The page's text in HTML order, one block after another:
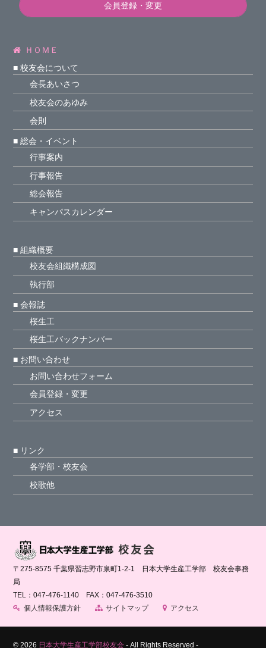
会員登録・変更
ＨＯＭＥ
■ 校友会について
会長あいさつ
校友会のあゆみ
会則
■ 総会・イベント
行事案内
行事報告
総会報告
キャンパスカレンダー
■ 組織概要
校友会組織構成図
執行部
■ 会報誌
桜生工
桜生工バックナンバー
■ お問い合わせ
お問い合わせフォーム
会員登録・変更
アクセス
■ リンク
各学部・校友会
校歌他
〒275-8575 千葉県習志野市泉町1-2-1 日本大学生産工学部 校友会事務
局
TEL：047-476-1140 FAX：047-476-3510
個人情報保護方針
サイトマップ アクセス
©2026 日本大学生産工学部校友会 - All Rights Reserved -